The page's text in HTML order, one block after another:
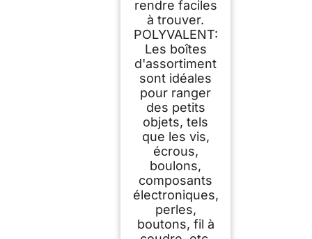
rendre faciles
à trouver.
POLYVALENT:
Les boîtes
d'assortiment
sont idéales
pour ranger
des petits
objets, tels
que les vis,
écrous,
boulons,
composants
électroniques,
perles,
boutons, fil à